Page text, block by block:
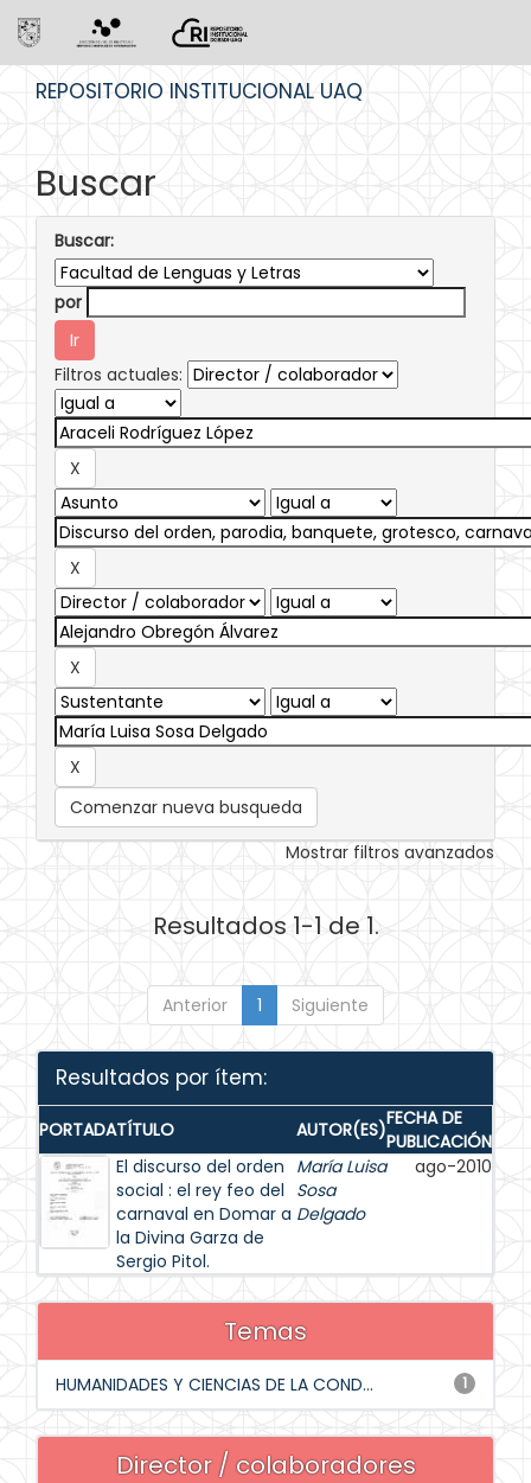
REPOSITORIO INSTITUCIONAL UAQ
Buscar
Buscar:
por
Filtros actuales:
Comenzar nueva busqueda
Mostrar filtros avanzados
Resultados 1-1 de 1.
Anterior 1 Siguiente
Resultados por ítem:
PORTADATÍTULO AUTOR(ES)FECHA DE
PUBLICACIÓN
El discurso del orden
social : el rey feo del
carnaval en Domar a
la Divina Garza de
Sergio Pitol.
María Luisa
Sosa
Delgado
ago-2010
Temas
1
HUMANIDADES Y CIENCIAS DE LA COND...
Director / colaboradores